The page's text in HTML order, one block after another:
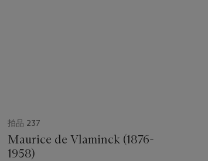
拍品 237
Maurice de Vlaminck (1876-
1958)